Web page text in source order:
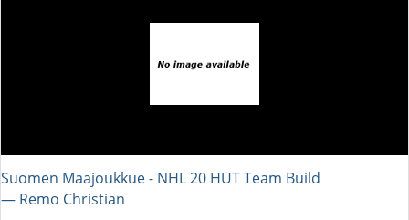
Suomen Maajoukkue - NHL 20 HUT Team Build
― Remo Christian